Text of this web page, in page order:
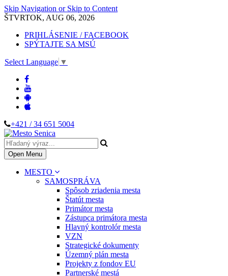
Skip Navigation or Skip to Content
ŠTVRTOK, AUG 06, 2026
PRIHLÁSENIE / FACEBOOK
SPÝTAJTE SA MSÚ
Select Language ▼
+421 / 34 651 5004
Open Menu
MESTO
SAMOSPRÁVA
Spôsob zriadenia mesta
Štatút mesta
Primátor mesta
Zástupca primátora mesta
Hlavný kontrolór mesta
VZN
Strategické dokumenty
Územný plán mesta
Projekty z fondov EU
Partnerské mestá